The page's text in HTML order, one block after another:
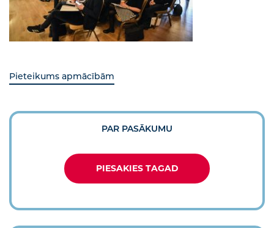
Pieteikums apmācībām
PAR PASĀKUMU
PIESAKIES TAGAD